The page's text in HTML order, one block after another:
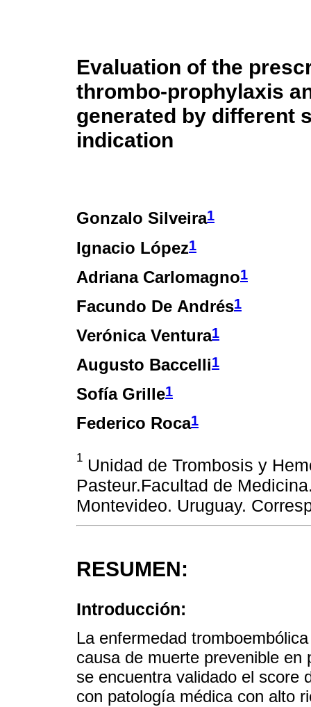
Evaluation of the
thrombo-prophylaxis
generated by different
indication
Gonzalo Silveira1
Ignacio López1
Adriana Carlomagno1
Facundo De Andrés1
Verónica Ventura1
Augusto Baccelli1
Sofía Grille1
Federico Roca1
1 Unidad de Trombosis y
Pasteur.Facultad de
Montevideo. Uruguay.
RESUMEN:
Introducción:
La enfermedad
causa de muerte prevenible en
se encuentra validado el score
con patología médica con alto